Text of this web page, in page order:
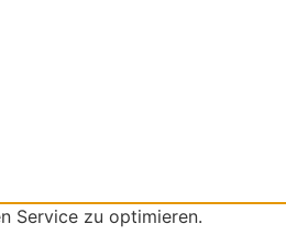
Service zu optimieren.